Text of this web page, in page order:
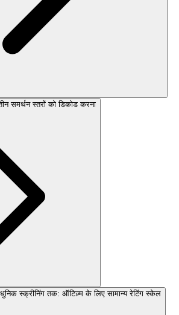
समर्थन स्तरों को डिकोड करना
स्क्रीनिंग तक: ऑटिज़्म के लिए सामान्य रेटिंग स्केल